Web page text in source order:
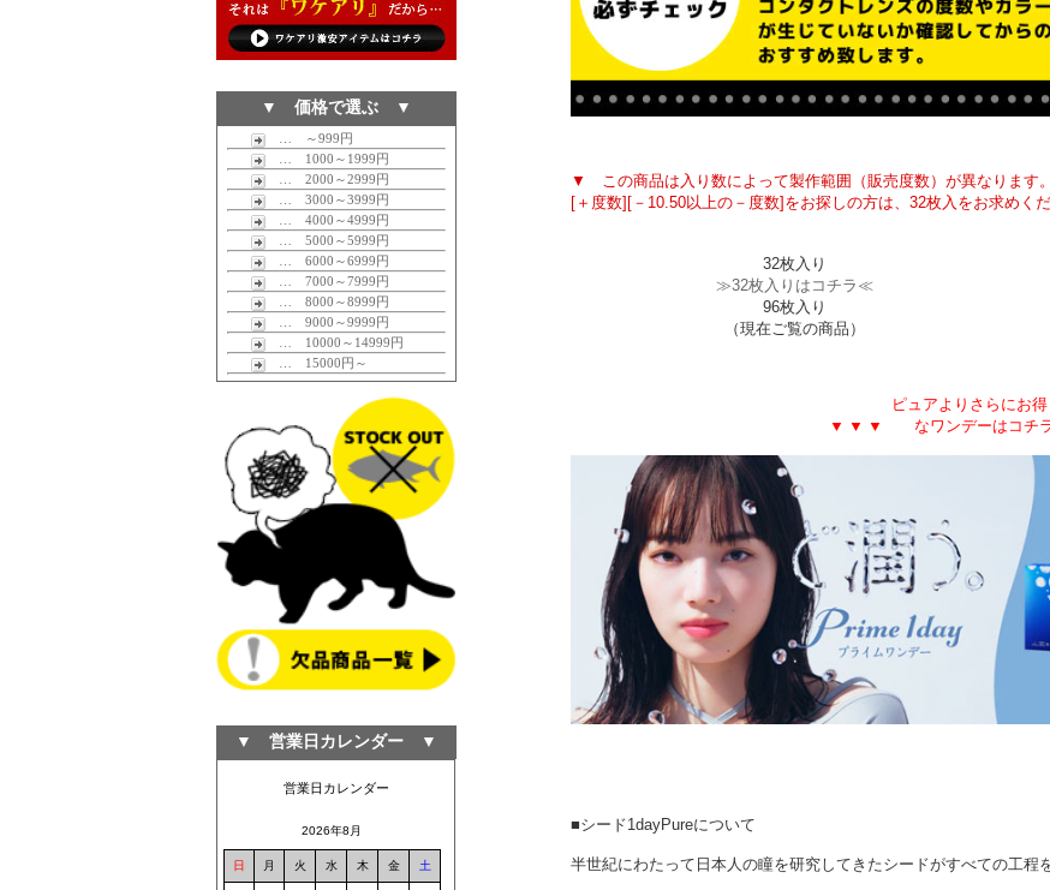
▼ 価格で選ぶ ▼
… ～999円
… 1000～1999円
… 2000～2999円
… 3000～3999円
… 4000～4999円
… 5000～5999円
… 6000～6999円
… 7000～7999円
… 8000～8999円
… 9000～9999円
… 10000～14999円
… 15000円～
▼ 営業日カレンダー ▼
営業日カレンダー
2026年8月
日 月 火 水 木 金 土
▼ この商品は入り数によって製作範囲（販売度数）が異なりま
[＋度数][－10.50以上の－度数]をお探しの方は、32枚入をお求めくだ
32枚入り
≫32枚入りはコチラ≪
96枚入り
（現在ご覧の商品）
ピュアよりさらにお得
▼ ▼ ▼ なワンデーはコ
■シード1dayPureについて
半世紀にわたって日本人の瞳を研究してきたシードがすべての工程